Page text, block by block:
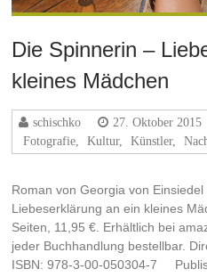
Die Spinnerin –
kleines Mädchen
schischko 27. Oktober 2015
Fotografie
Kultur, Künstler,
Roman von Georgia von Einsiedel
Liebeserklärung an ein kleines
Seiten, 11,95 €. Erhältlich bei
jeder Buchhandlung bestellbar.
ISBN: 978-3-00-050304-7